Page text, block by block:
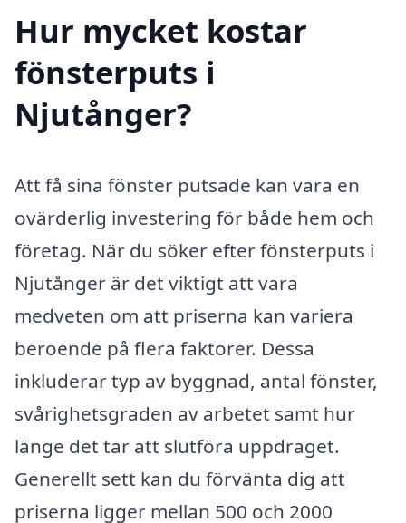
Hur mycket kostar
fönsterputs i
Njutånger?
Att få sina fönster putsade kan vara en
ovärderlig investering för både hem och
företag. När du söker efter fönsterputs i
Njutånger är det viktigt att vara
medveten om att priserna kan variera
beroende på flera faktorer. Dessa
inkluderar typ av byggnad, antal fönster,
svårighetsgraden av arbetet samt hur
länge det tar att slutföra uppdraget.
Generellt sett kan du förvänta dig att
priserna ligger mellan 500 och 2000